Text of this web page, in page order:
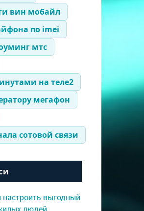
вин мобайл
по imei
мтс
на теле2
мегафон
сотовой связи
выгодный